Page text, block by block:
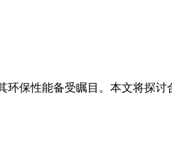
保性能备受瞩目。本文将探